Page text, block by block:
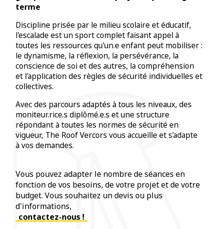
terme
Discipline prisée par le milieu scolaire et éducatif,
l'escalade est un sport complet faisant appel à
toutes les ressources qu'un.e enfant peut mobiliser :
le dynamisme, la réflexion, la persévérance, la
conscience de soi et des autres, la compréhension
et l'application des règles de sécurité individuelles et
collectives.
Avec des parcours adaptés à tous les niveaux, des
moniteur.rice.s diplômé.e.s et une structure
répondant à toutes les normes de sécurité en
vigueur, The Roof Vercors vous accueille et s'adapte
à vos demandes.
Vous pouvez adapter le nombre de séances en
fonction de vos besoins, de votre projet et de votre
budget. Vous souhaitez un devis ou plus
d'informations,
contactez-nous !